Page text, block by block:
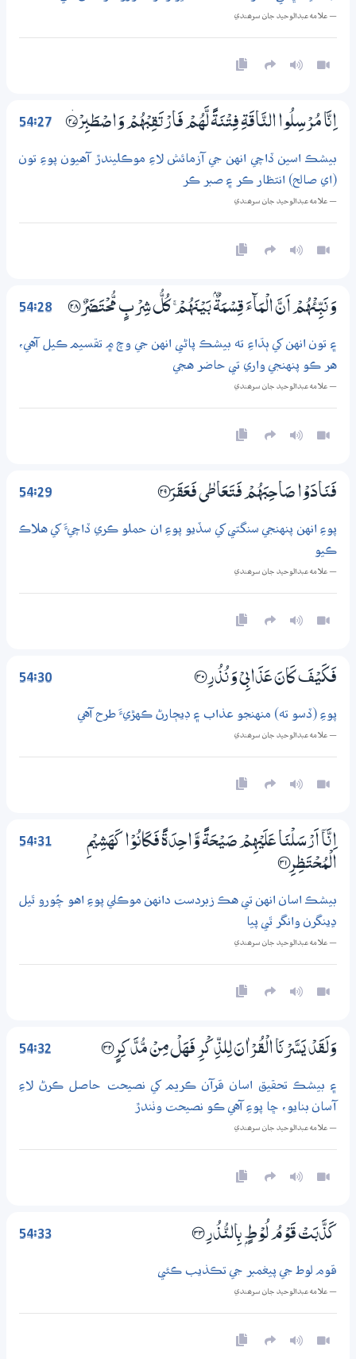
— علامه عبدالوحيد جان سرھندي
54:27 اِنَّا مُرْسِلُوا النَّاقَةِ فِتْنَةً لَّهُمْ فَارْتَقِبْهُمْ وَاصْطَبِرْ ۝ۡ27
بيشڪ اسين ڏاچي انهن جي آزمائش لاءِ موڪليندڙ آهيون پوءِ تون
(اي صالح) انتظار ڪر ۽ صبر ڪر
— علامه عبدالوحيد جان سرھندي
54:28 وَنَبِّئْهُمْ اَنَّ الْمَاۗءَ قِسْمَةٌۢ بَيْنَهُمْ ۚ كُلُّ شِرْبٍ مُّحْتَضَرٌ ؀28
۽ تون انهن کي ٻڌاءِ ته بيشڪ پاڻي انهن جي وچ ۾ تقسيم ڪيل آهي،
هر ڪو پنهنجي واري تي حاضر هجي
— علامه عبدالوحيد جان سرھندي
54:29 فَنَادَوْا صَاحِبَهُمْ فَتَعَاطٰى فَعَقَرَ ؀29
پوءِ انهن پنهنجي سنگتي کي سڏيو پوءِ ان حملو ڪري ڏاچيءَ کي هلاڪ
ڪيو
— علامه عبدالوحيد جان سرھندي
54:30 فَكَيْفَ كَانَ عَذَابِيْ وَنُذُرِ ؀30
پوءِ (ڏسو ته) منهنجو عذاب ۽ ڊيڄارڻ ڪهڙيءَ طرح آهي
— علامه عبدالوحيد جان سرھندي
54:31
اِنَّآ اَرْسَلْنَا عَلَيْهِمْ صَيْحَةً وَّاحِدَةً فَكَانُوْا كَهَشِيْمِ
الْمُحْتَظِرِ ؀31
بيشڪ اسان انهن تي هڪ زبردست دانهن موڪلي پوءِ اهو چُورو ٿيل
ڍينگرن وانگر ٿي پيا
— علامه عبدالوحيد جان سرھندي
54:32 وَلَقَدْ يَسَّرْنَا الْقُرْاٰنَ لِلذِّكْرِ فَهَلْ مِنْ مُّدَّكِرٍ ؀32
۽ بيشڪ تحقيق اسان قرآن ڪريم کي نصيحت حاصل ڪرڻ لاءِ
آسان بنايو، ڇا پوءِ آهي ڪو نصيحت وٺندڙ
— علامه عبدالوحيد جان سرھندي
54:33 كَذَّبَتْ قَوْمُ لُوْطٍۢ بِالنُّذُرِ ؀33
قوم لوط جي پيغمبر جي تڪذيب ڪئي
— علامه عبدالوحيد جان سرھندي